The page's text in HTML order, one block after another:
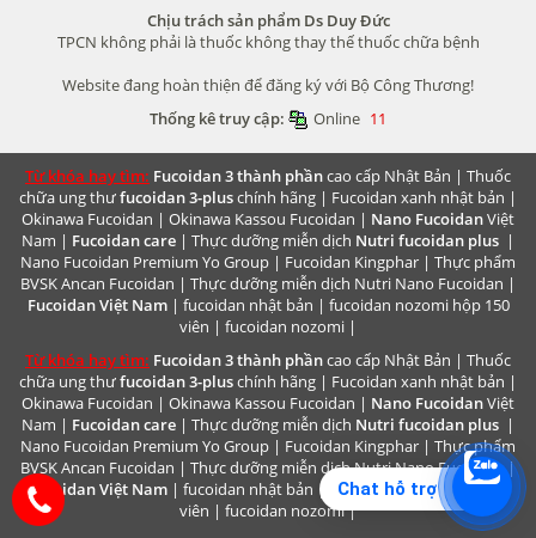
Chat hỗ trợ
Chịu trách sản phẩm Ds Duy Đức
TPCN không phải là thuốc không thay thế thuốc chữa bệnh
Website đang hoàn thiện để đăng ký với Bộ Công Thương!
Thống kê truy cập:
Online 11
Từ khóa hay tìm: Fucoidan 3 thành phầncao cấp Nhật Bản | Thuốc
chữa ung thưfucoidan 3-pluschính hãng | Fucoidan xanh nhật bản |
Okinawa Fucoidan | Okinawa Kassou Fucoidan | Nano FucoidanViệt
Nam | Fucoidan care | Thực dưỡng miễn dịch Nutri fucoidan plus |
Nano Fucoidan Premium Yo Group | Fucoidan Kingphar | Thực phẩm
BVSKAncan Fucoidan | Thực dưỡng miễn dịch Nutri Nano Fucoidan |
Fucoidan Việt Nam| fucoidan nhật bản | fucoidan nozomi hộp 150
viên | fucoidan nozomi |
Từ khóa hay tìm: Fucoidan 3 thành phầncao cấp Nhật Bản | Thuốc
chữa ung thưfucoidan 3-pluschính hãng | Fucoidan xanh nhật bản |
Okinawa Fucoidan | Okinawa Kassou Fucoidan | Nano FucoidanViệt
Nam | Fucoidan care | Thực dưỡng miễn dịch Nutri fucoidan plus |
Nano Fucoidan Premium Yo Group | Fucoidan Kingphar | Thực phẩm
BVSKAncan Fucoidan | Thực dưỡng miễn dịchNutri Nano Fucoidan|
Fucoidan Việt Nam| fucoidan nhật bản |
fucoidan nozomi hộp 150
viên | fucoidan nozomi|